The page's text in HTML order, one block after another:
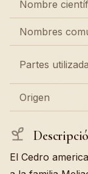
Nombre
Nombres
Partes
Origen
El Cedro